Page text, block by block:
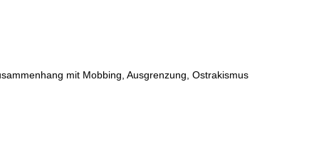
mit Mobbing, Ausgrenzung, Ostrakismus